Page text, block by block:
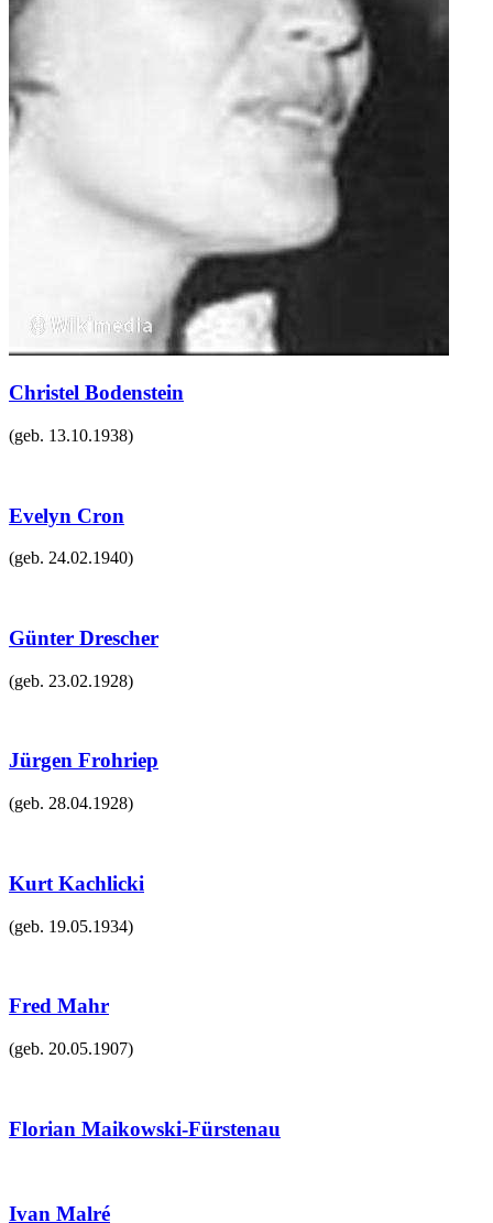
Christel Bodenstein
(geb. 13.10.1938)
Evelyn Cron
(geb. 24.02.1940)
Günter Drescher
(geb. 23.02.1928)
Jürgen Frohriep
(geb. 28.04.1928)
Kurt Kachlicki
(geb. 19.05.1934)
Fred Mahr
(geb. 20.05.1907)
Florian Maikowski-Fürstenau
Ivan Malré